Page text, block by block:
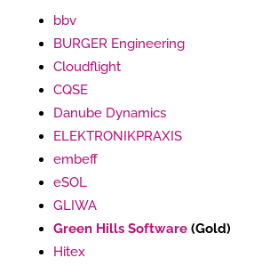
bbv
BURGER Engineering
Cloudflight
CQSE
Danube Dynamics
ELEKTRONIKPRAXIS
embeff
eSOL
GLIWA
Green Hills Software(Gold)
Hitex